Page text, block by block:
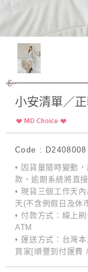
小安清單／
Code : D2408008
• 因貨量隨時變動
款，逾期系統將直
• 現貨三個工作天
天(不含例假日及休
• 付款方式：線上
ATM
• 運送方式：台灣
買家[順豐到付運費